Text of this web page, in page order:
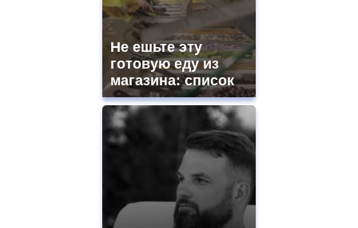
Не ешьте эту
готовую еду из
магазина: список